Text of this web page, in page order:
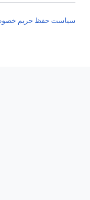
سیاست حفظ حریم